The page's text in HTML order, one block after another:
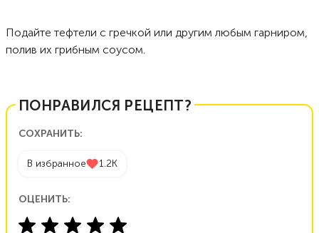
Подайте тефтели с гречкой или другим любым гарниром,
полив их грибным соусом.
ПОНРАВИЛСЯ РЕЦЕПТ?
СОХРАНИТЬ:
В избранное 1.2K
ОЦЕНИТЬ: